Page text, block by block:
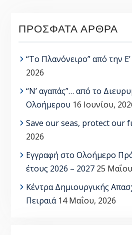
ΠΡΌΣΦΑΤΑ ΆΡΘΡΑ
“Το Πλανόνειρο” από την
2026
“Ν’ αγαπάς”… από το
Ολοήμερου 16 Ιουνίου,
Save our seas, protect our
2026
Εγγραφή στο Ολοήμερο
έτους 2026 – 2027 25
Κέντρα Δημιουργικής
Πειραιά 14 Μαΐου, 2026